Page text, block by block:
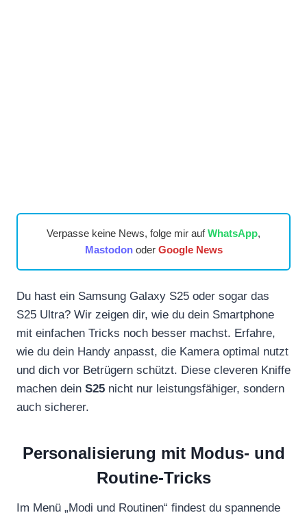
Verpasse keine News, folge mir aufWhatsApp,
Mastodonoder Google News
Du hast ein Samsung Galaxy S25 oder sogar das
S25 Ultra? Wir zeigen dir, wie du dein Smartphone
mit einfachen Tricks noch besser machst. Erfahre,
wie du dein Handy anpasst, die Kamera optimal nutzt
und dich vor Betrügern schützt. Diese cleveren Kniffe
machen dein S25 nicht nur leistungsfähiger, sondern
auch sicherer.
Personalisierung mit Modus- und
Routine-Tricks
Im Menü „Modi und Routinen“ findest du spannende